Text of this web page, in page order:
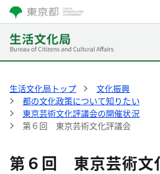
生活文化局トップ
文化振興
都の文化政策について知りたい
東京芸術文化評議会の開催状況
第６回 東京芸術文化評議会
第６回 東京芸術文